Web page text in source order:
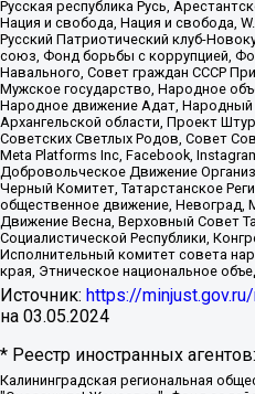
Русская республика Русь,
Нация и свобода, Нация и свобода,
Русский Патриотический клуб-
союз, Фонд борьбы с коррупцией,
Навального, Совет граждан СССР
Мужское государство, Народное
Народное движение Адат,
Архангельской области, Проект
Советских Светлых Родов, Совет
Meta Platforms Inc, Facebook,
Добровольческое Движение
Черный Комитет, Татарстанское
общественное движение,
Движение Весна, Верховный Совет
Социалистической Республики,
Исполнительный комитет совета
края, Этническое национальное
Источник: https://
на 03.05.2024
* Реестр иностранных агентов:
Калининградская региональная общественная организация "Экозащита!-Женсовет", Фонд содействия защите прав и свобод граждан "Общественный вердикт", Фонд "Институт Развития Свободы Информации", Частное учреждение "Информационное агентство МЕМО. РУ", Региональная общественная организация "Общественная комиссия по сохранению наследия академика Сахарова", Фонд поддержки свободы прессы, Санкт-Петербургская общественная правозащитная организация "Гражданский контроль", Межрегиональная общественная организация "Информационно-просветительский центр "Мемориал", Региональный Фонд "Центр Защиты Прав Средств Массовой Информации", с 05.12.2023 Фонд "Центр Защиты Прав Средств массовой информации", Региональная общественная благотворительная организация помощи беженцам и мигрантам "Гражданское содействие", Негосударственное образовательное учреждение дополнительного профессионального образования (повышение квалификации) специалистов "АКАДЕМИЯ ПО ПРАВАМ ЧЕЛОВЕКА", Свердловская региональная общественная организация "Сутяжник", Автономная некоммерческая организация "Центр независимых социологических исследований", Союз общественных объединений "Российский исследовательский центр по правам человека", Региональное общественное учреждение научно-информационный центр "МЕМОРИАЛ", Некоммерческая организация "Фонд защиты гласности", Автономная некоммерческая организация "Институт прав человека", Городская общественная организация "Екатеринбургское общество "МЕМОРИАЛ", Городская общественная организация "Рязанское историко-просветительское и правозащитное общество "Мемориал" (Рязанский Мемориал), Челябинский региональный орган общественной самодеятельности – женское общественное объединение "Женщины Евразии", Челябинский региональный орган общественной самодеятельности "Уральская правозащитная группа", Фонд содействия защите здоровья и социальной справедливости имени Андрея Рылькова, Автономная Некоммерческая Организация "Аналитический Центр Юрия Левады", Автономная некоммерческая организация социальной поддержки населения "Проект Апрель", Региональная общественная организация помощи женщинам и детям, находящимся в кризисной ситуации "Информационно-методический центр "Анна", Фонд содействия развитию массовых коммуникаций и правовому просвещению "Так-так-Так", Фонд содействия устойчивому развитию "Серебряная тайга", Свердловский региональный общественный фонд социальных проектов "Новое время", "Idel.Реалии", Кавказ.Реалии, Крым.Реалии, Телеканал Настоящее Время, Татаро-башкирская служба Радио Свобода (Azatliq Radiosi), Радио Свободная Европа/Радио Свобода (PCE/PC), "Сибирь.Реалии", "Фактограф", Благотворительный фонд помощи осужденным и их семьям, Автономная некоммерческая организация "Институт глобализации и социальных движений", Фонд "В защиту прав заключенных", Частное учреждение "Центр поддержки и содействия развитию средств массовой информации", Пензенский региональный общественный благотворительный фонд "Гражданский союз", "Север.Реалии", Некоммерческая организация Фонд "Правовая инициатива", Общество с ограниченной ответственностью "Радио Свободная Европа/Радио Свобода", Чешское информационное агентство "MEDIUM-ORIENT", Красноярская региональная общественная организация "Мы против СПИДа", Камалягин Денис Николаевич, Маркелов Сергей Евгеньевич, Пономарев Лев Александрович, Савицкая Людмила Алексеевна, Автономная некоммерческая организация "Центр по работе с проблемой насилия "НАСИЛИЮ.НЕТ", Межрегиональный профессиональный союз работников здравоохранения "Альянс врачей", Юридическое лицо, зарегистрированное в Латвийской Республике, SIA "Medusa Project" (регистрационный номер 40103797863, дата регистрации 10.06.2014), Некоммерческая организация "Фонд по борьбе с коррупцией", Автономная некоммерческая организация "Институт права и публичной политики", Баданин Роман Сергеевич, Гликин Максим Александрович, Железнова Мария Михайловна, Лукьянова Юлия Сергеевна, Маетная Елизавета Витальевна, Маняхин Петр Борисович, Чуракова Ольга Владимировна, Ярош Юлия Петровна, Юридическое лицо "The Insider SIA", зарегистрированное в Риге, Латвийская Республика (дата регистрации 26.06.2015), являющееся администратором доменного имени интернет-издания "The Insider SIA", https://theins.ru, Постернак Алексей Евгеньевич, Рубин Михаил Аркадьевич, Анин Роман Александрович, Юридическое лицо Istories fonds, зарегистрированное в Латвийской Республике (регистрационный номер 50008295751, дата регистрации 24.02.2020), Великовский Дмитрий Александрович, Долинина Ирина Николаевна, Мароховская Алеся Алексеевна, Шлейнов Роман Юрьевич, Шмагун Олеся Валентиновна, Общество с ограниченной ответственностью "Альтаир 2021", Общество с ограниченной ответственностью "Вега 2021", Общество с ограниченной ответственностью "Главный редактор 2021", Общество с ограниченной ответственностью "Ромашки монолит", Важенков Артем Валерьевич, Ивановская областная общественная организация "Центр гендерных исследований", Гурман Юрий Альбертович, Медиапроект "ОВД-Инфо", Егоров Владимир Владимирович, Жилинский Владимир Александрович, Общество с ограниченной ответственностью "ЗП", Иванова София Юрьевна, Карезина Инна Павловна, Кильтау Екатерина Викторовна, Петров Алексей Викторович, Пискунов Сергей Евгеньевич, Смирнов Сергей Сергеевич, Тихонов Михаил Сергеевич, Общество с ограниченной ответственностью "ЖУРНАЛИСТ-ИНОСТРАННЫЙ АГЕНТ", Арапова Галина Юрьевна, Вольтская Татьяна Анатольевна, Американская компания "Mason G.E.S. Anonymous Foundation" (США), являющаяся владельцем интернет-издания https://mnews.world/, Компания "Stichting Bellingcat", зарегистрированная в Нидерландах (дата регистрации 11.07.2018), Захаров Андрей Вячеславович, Клепиковская Екатерина Дмитриевна, Общество с ограниченной ответственностью "МЕМО", Перл Роман Александрович, Симонов Евгений Алексеевич, Соловьева Елена Анатольевна, Сотников Даниил Владимирович, Сурначева Елизавета Дмитриевна, Автономная некоммерческая организация по защите прав человека и информированию населения "Якутия – Наше Мнение", Общество с ограниченной ответственностью "Москоу диджитал медиа", с 26.01.2023 Общество с ограниченной ответственностью "Чайка Белые сады", Ветошкина Валерия Валерьевна, Заговора Максим Александрович,